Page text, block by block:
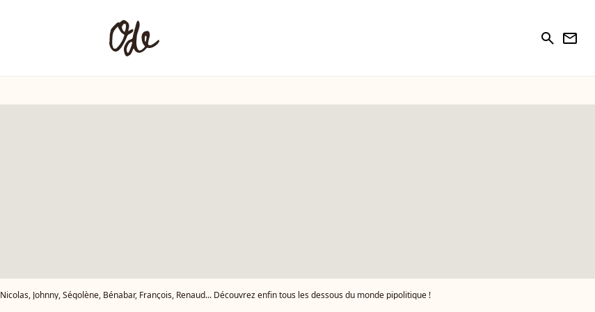
search newsletter
Nicolas, Johnny, Ségolène, Bénabar, François, Renaud... Découvrez enfin tous les dessous du monde pipolitique !